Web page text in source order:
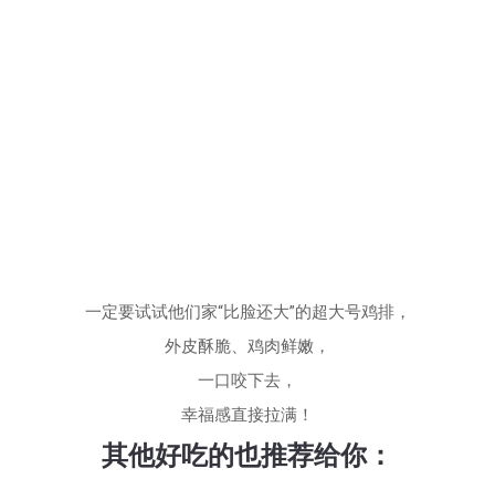
一定要试试他们家“比脸还大”的超大号鸡排，
外皮酥脆、鸡肉鲜嫩，
一口咬下去，
幸福感直接拉满！
其他好吃的也推荐给你：